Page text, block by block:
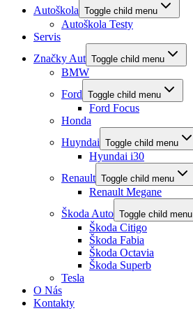
Autoškola Toggle child menu
Autoškola Testy
Servis
Značky Aut Toggle child menu
BMW
Ford Toggle child menu
Ford Focus
Honda
Huyndai Toggle child menu
Hyundai i30
Renault Toggle child menu
Renault Megane
Škoda Auto Toggle child menu
Škoda Citigo
Škoda Fabia
Škoda Octavia
Škoda Superb
Tesla
O Nás
Kontakty